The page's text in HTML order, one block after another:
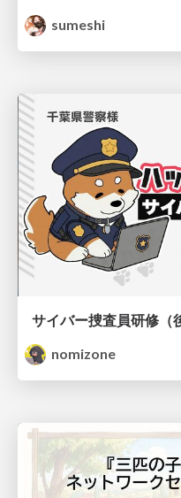
sumeshi
サイバー捜査員研修（
nomizone